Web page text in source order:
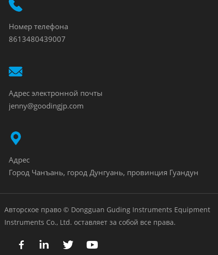
Номер телефона
8613480439007
Адрес электронной почты
jenny@goodingjp.com
Адрес
Город Чанъань, город Дунгуань, провинция Гуандун
Авторское право © Dongguan Guding Instruments Equipment
Instruments Co., Ltd. оставляет за собой все права.